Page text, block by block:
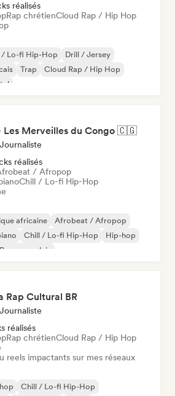
réalisés
Rap chrétienCloud Rap / Hip Hop
/ Lo-fi Hip-Hop
Drill / Jersey
Trap
Cloud Rap / Hip Hop
Les Merveilles du Congo 🇨🇬
réalisés
/ Afropop
Chill / Lo-fi Hip-Hop
africaine
Afrobeat / Afropop
Chill / Lo-fi Hip-Hop
Hip-hop
Rap en anglais
Rap Cultural BR
réalisés
Rap chrétienCloud Rap / Hip Hop
reels impactants sur mes réseaux
Chill / Lo-fi Hip-Hop